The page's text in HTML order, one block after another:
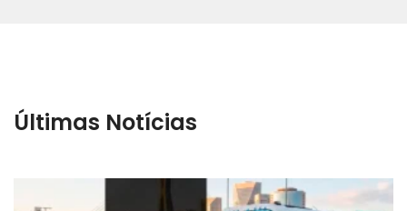
Últimas Notícias